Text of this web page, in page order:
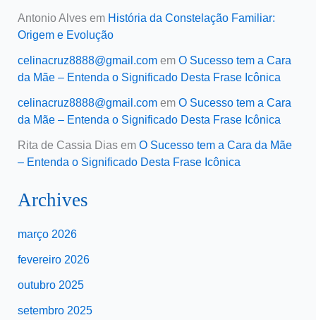
Antonio Alvesem História da Constelação Familiar:
Origem e Evolução
celinacruz8888@gmail.comem O Sucesso tem a Cara
da Mãe – Entenda o Significado Desta Frase Icônica
celinacruz8888@gmail.comem O Sucesso tem a Cara
da Mãe – Entenda o Significado Desta Frase Icônica
Rita de Cassia Diasem O Sucesso tem a Cara da Mãe
– Entenda o Significado Desta Frase Icônica
Archives
março 2026
fevereiro 2026
outubro 2025
setembro 2025